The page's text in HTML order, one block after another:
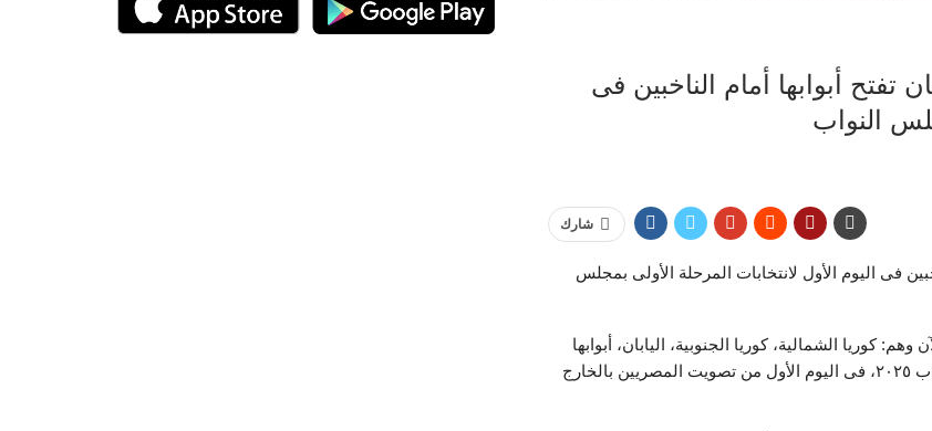
تفتح أبوابها أمام الناخبين فى
النواب
شارك
فى اليوم الأول لانتخابات المرحلة الأولى بمجلس
في سفارات وقنصليات مصر فى ٣ دول الآن وهم: كوريا الشمالية، كوريا الجنوبية، اليابان، أبوابها
أمام الناخبين المصريين للإدلاء بأصواتهم فى انتخابات مجلس النواب ٢٠٢٥، فى اليوم الأول من تصويت المصريين بالخارج